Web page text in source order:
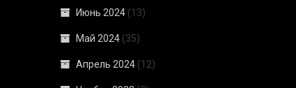
Июнь 2024 (13)
Май 2024 (35)
Апрель 2024 (12)